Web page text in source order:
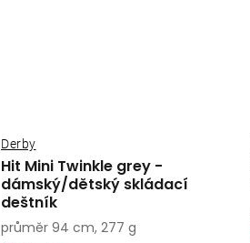
Hit Mini Twinkle grey -
dámský/dětský skládací
deštník
Derby
průměr 94 cm, 277 g